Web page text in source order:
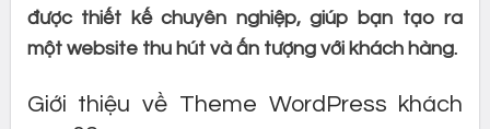
được thiết kế chuyên nghiệp, giúp bạn tạo ra
một website thu hút và ấn tượng với khách hàng.
Giới thiệu về Theme WordPress khách